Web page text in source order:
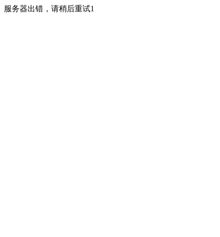
服务器出错，请稍后重试1